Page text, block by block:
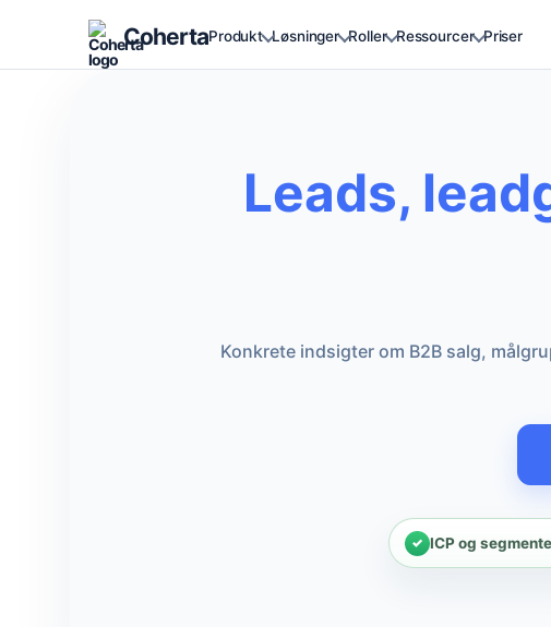
CohertaProdukt Løsninger Roller Ressourcer Priser
Leads,
Konkrete indsigter om B2B salg,
ICP og